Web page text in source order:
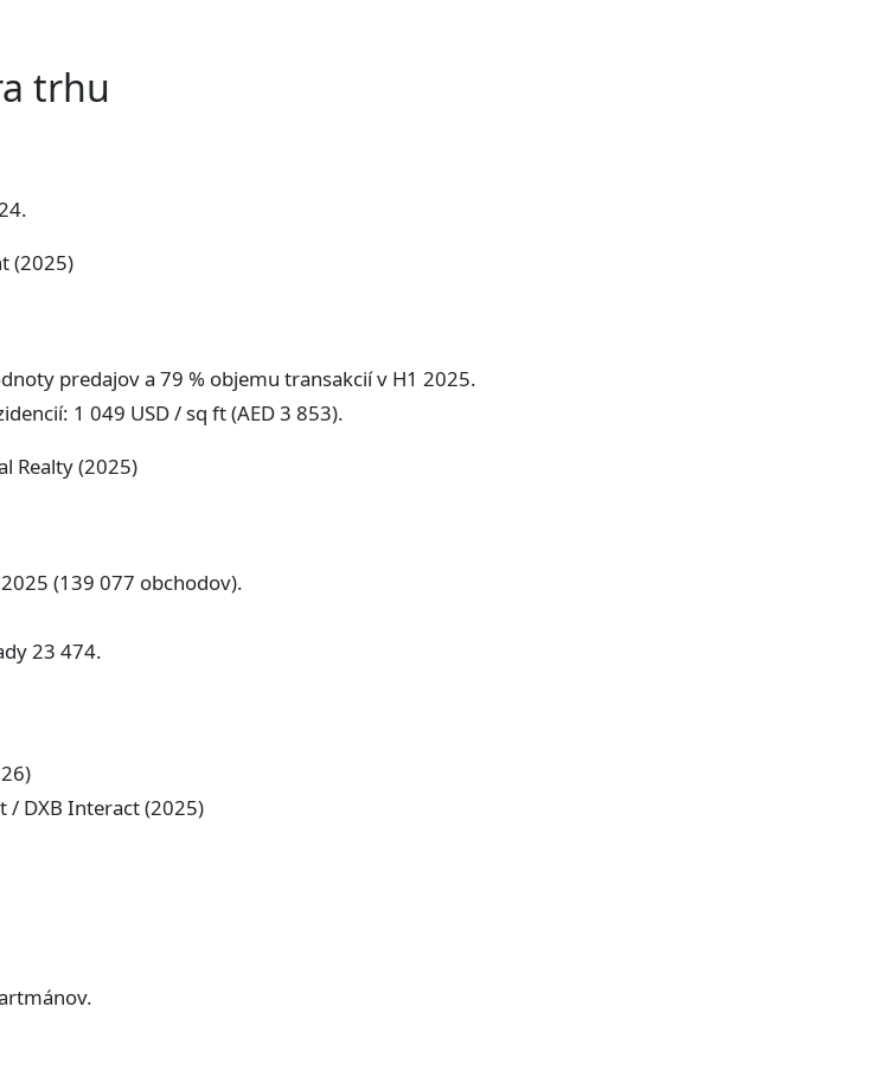
trhu
(2025)
predajov a 79 % objemu transakcií v H1 2025.
1 049 USD / sq ft (AED 3 853).
Realty (2025)
(139 077 obchodov).
23 474.
/ DXB Interact (2025)